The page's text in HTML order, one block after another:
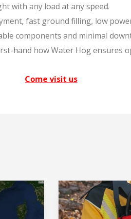
with any load at any speed.
fast ground filling, low
components and minimal
hand how Water Hog ensures
Come visit us